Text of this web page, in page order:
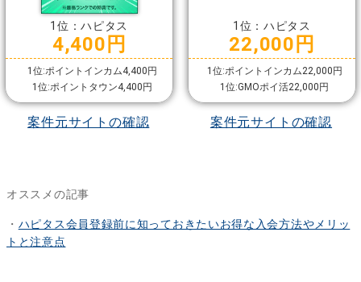
1位：ハピタス
4,400円
1位:ポイントインカム4,400円
1位:ポイントタウン4,400円
案件元サイトの確認
1位：ハピタス
22,000円
1位:ポイントインカム22,000円
1位:GMOポイ活22,000円
案件元サイトの確認
オススメの記事
・ ハピタス会員登録前に知っておきたいお得な入会方法やメリッ
トと注意点